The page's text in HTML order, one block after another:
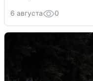
6 августа 0